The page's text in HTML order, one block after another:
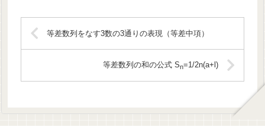
等差数列をなす3数の3通りの表現（等差中項）
等差数列の和の公式 Sn=1/2n(a+l)